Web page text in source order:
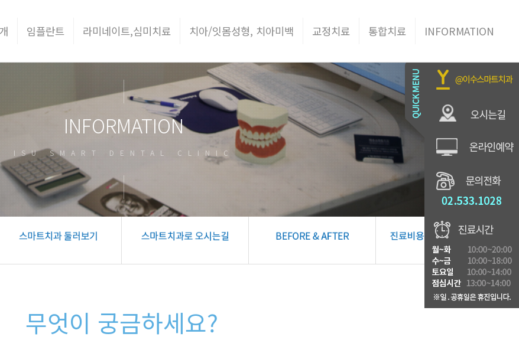
임플란트 라미네이트,심미치료 치아/잇몸성형, 치아미백 교정치료 통합치료 INFORMATION
INFORMATION
ISU SMART DENTAL CLINIC
무엇이 궁금하세요?